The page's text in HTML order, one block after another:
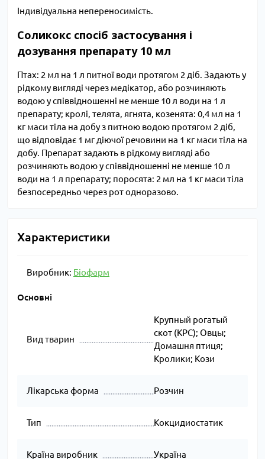
Індивідуальна непереносимість.
Соликокс спосіб застосування і
дозування препарату 10 мл
Птах: 2 мл на 1 л питної води протягом 2 діб. Задають у
рідкому вигляді через медікатор, або розчиняють
водою у співвідношенні не менше 10 л води на 1 л
препарату; кролі, телята, ягнята, козенята: 0,4 мл на 1
кг маси тіла на добу з питною водою протягом 2 діб,
що відповідає 1 мг діючої речовини на 1 кг маси тіла на
добу. Препарат задають в рідкому вигляді або
розчиняють водою у співвідношенні не менше 10 л
води на 1 л препарату; поросята: 2 мл на 1 кг маси тіла
безпосередньо через рот одноразово.
Характеристики
Виробник: Біофарм
Основні
Вид тварин
Крупный рогатый
скот (КРС); Овцы;
Домашня птиця;
Кролики; Кози
Лікарська форма Розчин
Тип Кокцидиостатик
Країна виробник Україна